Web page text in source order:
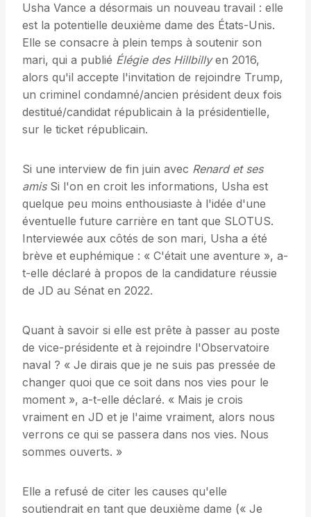
Usha Vance a désormais un nouveau travail : elle
est la potentielle deuxième dame des États-Unis.
Elle se consacre à plein temps à soutenir son
mari, qui a publié Élégie des Hillbillyen 2016,
alors qu'il accepte l'invitation de rejoindre Trump,
un criminel condamné/ancien président deux fois
destitué/candidat républicain à la présidentielle,
sur le ticket républicain.
Si une interview de fin juin avec Renard et ses
amisSi l'on en croit les informations, Usha est
quelque peu moins enthousiaste à l'idée d'une
éventuelle future carrière en tant que SLOTUS.
Interviewée aux côtés de son mari, Usha a été
brève et euphémique : « C'était une aventure », a-
t-elle déclaré à propos de la candidature réussie
de JD au Sénat en 2022.
Quant à savoir si elle est prête à passer au poste
de vice-présidente et à rejoindre l'Observatoire
naval ? « Je dirais que je ne suis pas pressée de
changer quoi que ce soit dans nos vies pour le
moment », a-t-elle déclaré. « Mais je crois
vraiment en JD et je l'aime vraiment, alors nous
verrons ce qui se passera dans nos vies. Nous
sommes ouverts. »
Elle a refusé de citer les causes qu'elle
soutiendrait en tant que deuxième dame (« Je